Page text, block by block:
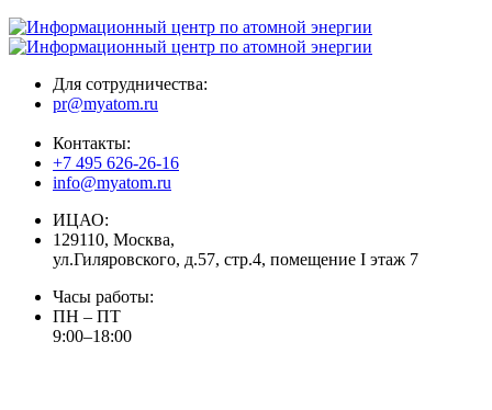
Для сотрудничества:
pr@myatom.ru
Контакты:
+7 495 626-26-16
info@myatom.ru
ИЦАО:
129110, Москва,
ул.Гиляровского, д.57, стр.4, помещение I этаж 7
Часы работы:
ПН – ПТ
9:00–18:00